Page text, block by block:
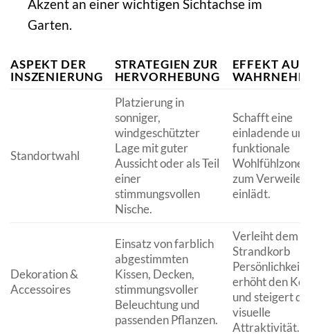
Akzent an einer wichtigen Sichtachse im
Garten.
ASPEKT DER
INSZENIERUNG
STRATEGIEN ZUR
HERVORHEBUNG
EFFEKT AUF
Standortwahl
Platzierung in
sonniger,
windgeschützter
Lage mit guter
Aussicht oder als Teil
einer
stimmungsvollen
Nische.
Schafft eine
einladende und
funktionale
Wohlfühlzone,
zum Verweilen
einlädt.
Dekoration &
Accessoires
Einsatz von farblich
abgestimmten
Kissen, Decken,
stimmungsvoller
Beleuchtung und
passenden Pflanzen.
Verleiht dem
Strandkorb
Persönlichkeit,
erhöht den
und steigert
visuelle
Attraktivität.